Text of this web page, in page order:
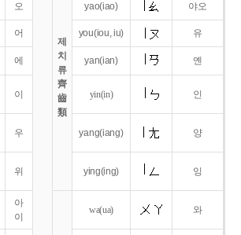
제
치
류
齊
齒
類
오 yao(iao) 야오
어 you(iou,iu) 유
에 yan(ian) 옌
이 yin(in) 인
우 yang(iang) 양
위 ying(ing) 잉
아
이
wa(ua) 와